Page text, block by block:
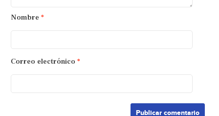
Nombre *
Correo electrónico *